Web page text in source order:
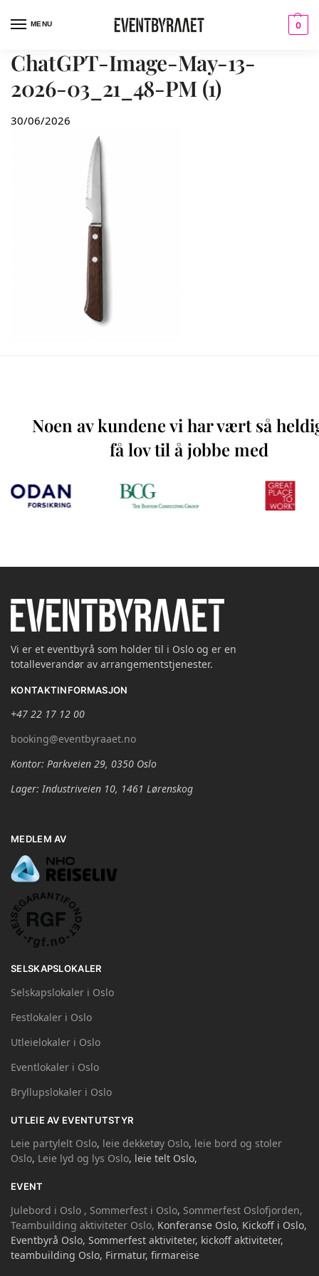
MENU 0
ChatGPT-Image-May-13-
2026-03_21_48-PM (1)
30/06/2026
Noen av kundene vi har vært så
få lov til å jobbe med
Vi er et eventbyrå som holder til i Oslo og er en
totalleverandør av arrangementstjenester.
KONTAKTINFORMASJON
+47 22 17 12 00
booking@eventbyraaet.no
Kontor: Parkveien 29, 0350 Oslo
Lager: Industriveien 10, 1461 Lørenskog
MEDLEM AV
SELSKAPSLOKALER
Selskapslokaler i Oslo
Festlokaler i Oslo
Utleielokaler i Oslo
Eventlokaler i Oslo
Bryllupslokaler i Oslo
UTLEIE AV EVENTUTSTYR
Leie partylelt Oslo, leie dekketøy Oslo, leie bord og stoler
Oslo, Leie lyd og lys Oslo, leie telt Oslo,
EVENT
Julebord i Oslo , Sommerfest i Oslo, Sommerfest Oslofjorden,
Teambuilding aktiviteter Oslo, Konferanse Oslo, Kickoff i Oslo,
Eventbyrå Oslo, Sommerfest aktiviteter, kickoff aktiviteter,
teambuilding Oslo, Firmatur, firmareise